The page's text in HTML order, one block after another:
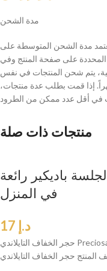
مدة الشحن
مدة الشحن المتوسطة على
المحددة على صفحة المنتج وفي
يتم شحن المنتجات في نفس
قمت بتقديم طلبك قبل الساعة 12 ظهراً. إذا قمت بطلب عدة منتجات،
منتجات ذات صلة
باديكير رائعة
في المنزل
د.إ
حجر الخفاف التايلاندي Preciosa للعناية بالقدمين – باديكير مثالي في المنزل